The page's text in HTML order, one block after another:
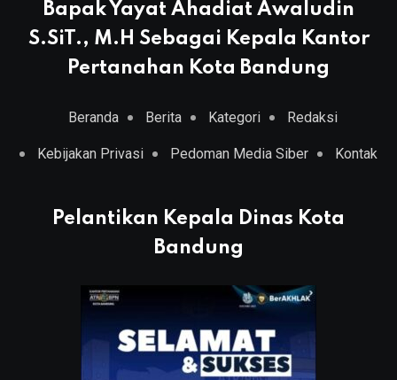
Bapak Yayat Ahadiat Awaludin
S.SiT., M.H Sebagai Kepala Kantor
Pertanahan Kota Bandung
Beranda Berita Kategori Redaksi
Kebijakan Privasi Pedoman Media Siber Kontak
Pelantikan Kepala Dinas Kota
Bandung